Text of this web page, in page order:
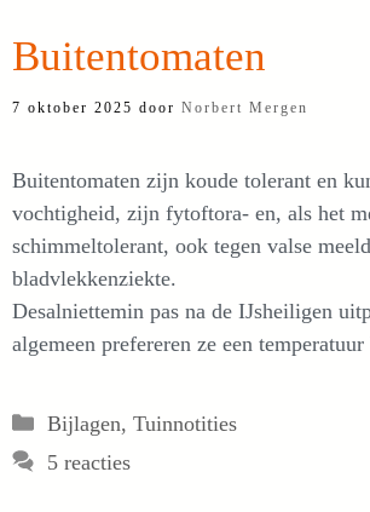
Buitentomaten
7 oktober 2025 door Norbert Mergen
Buitentomaten zijn koude tolerant en
vochtigheid, zijn fytoftora- en, als het
schimmeltolerant, ook tegen valse
bladvlekkenziekte.
Desalniettemin pas na de IJsheiligen
algemeen prefereren ze een
Categorieën
Bijlagen, Tuinnotities
5 reacties